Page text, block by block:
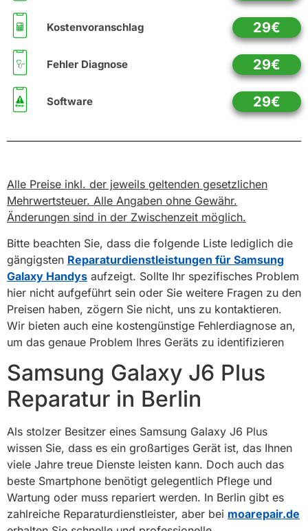
Kostenvoranschlag 29€
Fehler Diagnose 29€
Software 29€
Alle Preise inkl. der jeweils geltenden gesetzlichen
Mehrwertsteuer. Alle Angaben ohne Gewähr.
Änderungen sind in der Zwischenzeit möglich.
Bitte beachten Sie, dass die folgende Liste lediglich die
gängigsten Reparaturdienstleistungen für Samsung
Galaxy Handys aufzeigt. Sollte Ihr spezifisches Problem
hier nicht aufgeführt sein oder Sie weitere Fragen zu den
Preisen haben, zögern Sie nicht, uns zu kontaktieren.
Wir bieten auch eine kostengünstige Fehlerdiagnose an,
um das genaue Problem Ihres Geräts zu identifizieren
Samsung Galaxy J6 Plus
Reparatur in Berlin
Als stolzer Besitzer eines Samsung Galaxy J6 Plus
wissen Sie, dass es ein großartiges Gerät ist, das Ihnen
viele Jahre treue Dienste leisten kann. Doch auch das
beste Smartphone benötigt gelegentlich Pflege und
Wartung oder muss repariert werden. In Berlin gibt es
zahlreiche Reparaturdienstleister, aber bei moarepair.de